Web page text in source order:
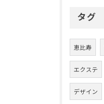
タグ
恵比寿
エクステ
デザイン